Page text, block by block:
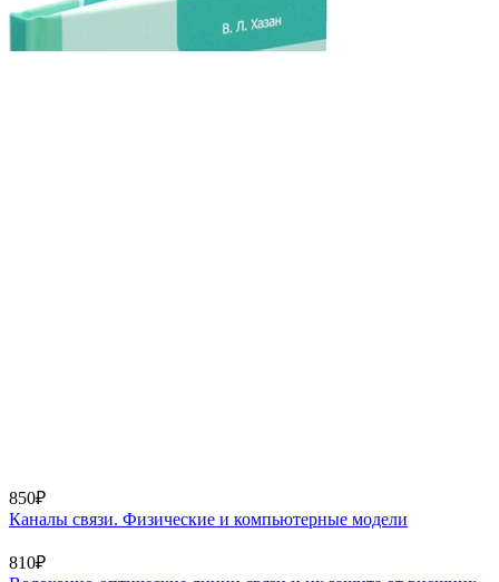
850₽
Каналы связи. Физические и компьютерные модели
810₽